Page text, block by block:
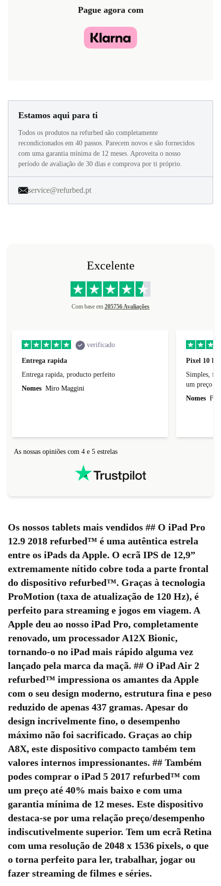
Pague agora com
Estamos aqui para ti
Todos os produtos na refurbed são completamente
recondicionados em 40 passos. Parecem novos e são fornecidos
com uma garantia mínima de 12 meses. Aproveita o nosso
período de avaliação de 30 dias e comprova por ti próprio.
service@refurbed.pt
Excelente
Com base em 205756 Avaliações
verificado
Entrega rapida
Entrega rapida, producto perfeito
Nomes Miro Maggini
Pixel 10
Simples, fácil,
um preço
Nomes
As nossas opiniões com 4 e 5 estrelas
Os nossos tablets mais vendidos ## O iPad Pro
12.9 2018 refurbed™ é uma autêntica estrela
entre os iPads da Apple. O ecrã IPS de 12,9”
extremamente nítido cobre toda a parte frontal
do dispositivo refurbed™. Graças à tecnologia
ProMotion (taxa de atualização de 120 Hz), é
perfeito para streaming e jogos em viagem. A
Apple deu ao nosso iPad Pro, completamente
renovado, um processador A12X Bionic,
tornando-o no iPad mais rápido alguma vez
lançado pela marca da maçã. ## O iPad Air 2
refurbed™ impressiona os amantes da Apple
com o seu design moderno, estrutura fina e peso
reduzido de apenas 437 gramas. Apesar do
design incrivelmente fino, o desempenho
máximo não foi sacrificado. Graças ao chip
A8X, este dispositivo compacto também tem
valores internos impressionantes. ## Também
podes comprar o iPad 5 2017 refurbed™ com
um preço até 40% mais baixo e com uma
garantia mínima de 12 meses. Este dispositivo
destaca-se por uma relação preço/desempenho
indiscutivelmente superior. Tem um ecrã Retina
com uma resolução de 2048 x 1536 pixels, o que
o torna perfeito para ler, trabalhar, jogar ou
fazer streaming de filmes e séries.